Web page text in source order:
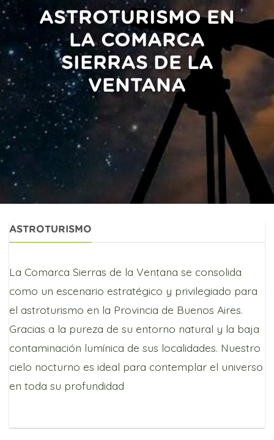
ASTROTURISMO EN
LA COMARCA
SIERRAS DE LA
VENTANA
ASTROTURISMO
La Comarca Sierras de la Ventana se consolida
como un escenario estratégico y privilegiado para
el astroturismo en la Provincia de Buenos Aires.
Gracias a la pureza de su entorno natural y la baja
contaminación lumínica de sus localidades. Nuestro
cielo nocturno es ideal para contemplar el universo
en toda su profundidad